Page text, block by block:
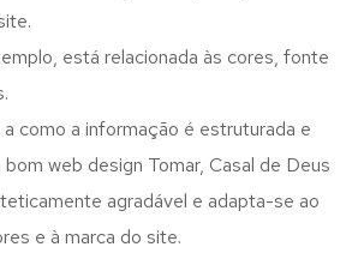
está relacionada às cores, fonte
como a informação é estruturada e
web design Tomar, Casal de Deus
agradável e adapta-se ao
e à marca do site.